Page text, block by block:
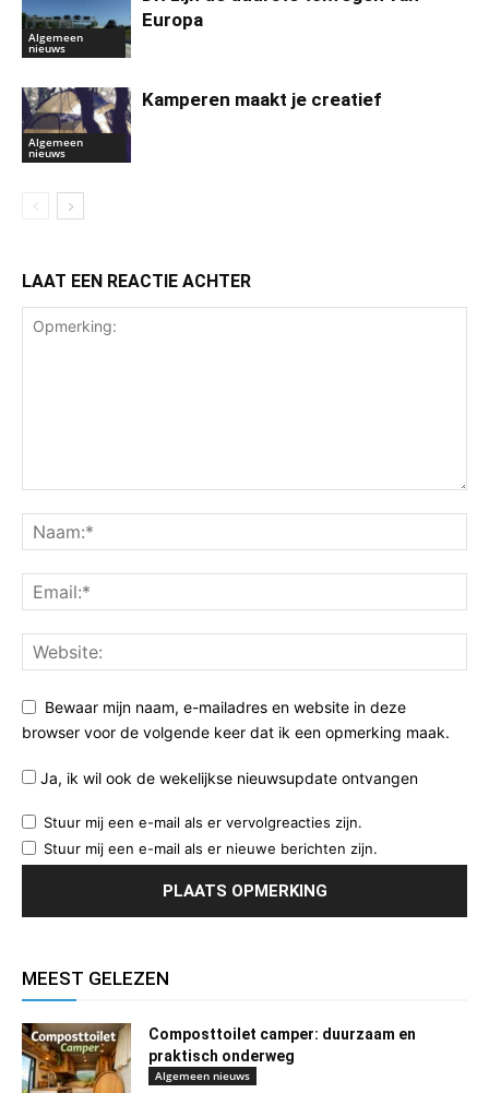
Algemeen
nieuws
Europa
Algemeen
nieuws
Kamperen maakt je creatief
LAAT EEN REACTIE ACHTER
Bewaar mijn naam, e-mailadres en website in deze
browser voor de volgende keer dat ik een opmerking maak.
Ja, ik wil ook de wekelijkse nieuwsupdate ontvangen
Stuur mij een e-mail als er vervolgreacties zijn.
Stuur mij een e-mail als er nieuwe berichten zijn.
MEEST GELEZEN
Composttoilet camper: duurzaam en
praktisch onderweg
Algemeen nieuws